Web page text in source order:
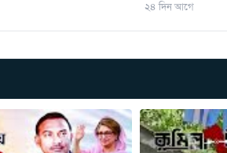
২৪ দিন আগে